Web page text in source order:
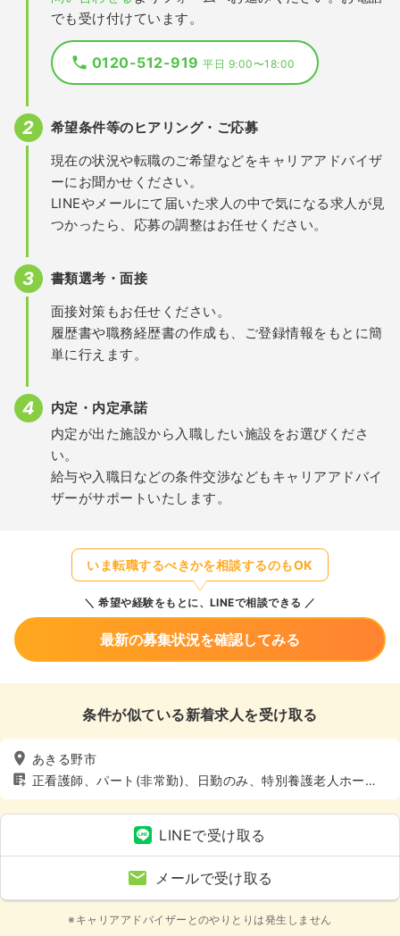
でも受け付けています。
0120-512-919平日 9:00〜18:00
希望条件等のヒアリング・ご応募
現在の状況や転職のご希望などをキャリアアドバイザ
ーにお聞かせください。
LINEやメールにて届いた求人の中で気になる求人が見
つかったら、応募の調整はお任せください。
書類選考・面接
面接対策もお任せください。
履歴書や職務経歴書の作成も、ご登録情報をもとに簡
単に行えます。
内定・内定承諾
内定が出た施設から入職したい施設をお選びくださ
い。
給与や入職日などの条件交渉などもキャリアアドバイ
ザーがサポートいたします。
いま転職するべきかを相談するのもOK
希望や経験をもとに、LINEで相談できる
最新の募集状況を確認してみる
条件が似ている新着求人を受け取る
あきる野市
正看護師、パート(非常勤)、日勤のみ、特別養護老人ホー
ム、介護・福祉系、4週8休以上
LINEで受け取る
メールで受け取る
※キャリアアドバイザーとのやりとりは発生しません